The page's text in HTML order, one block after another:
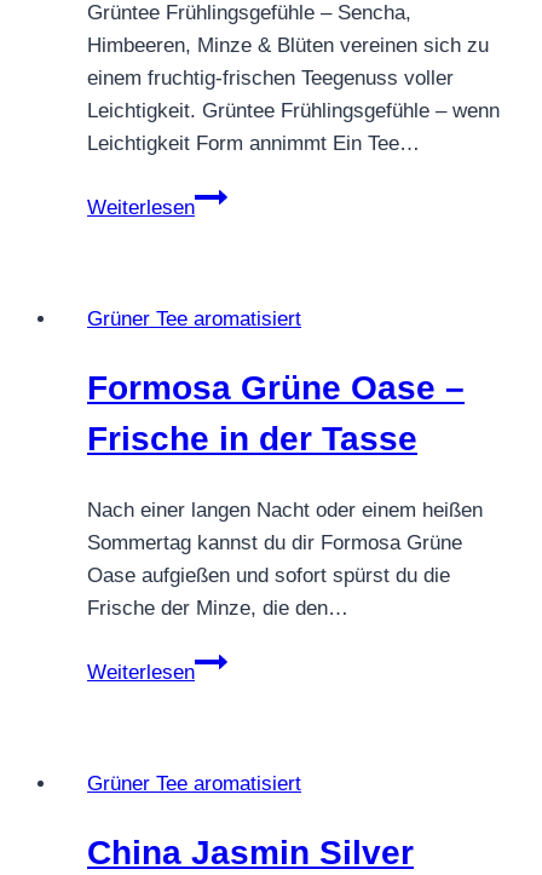
Grüntee Frühlingsgefühle – Sencha,
Himbeeren, Minze & Blüten vereinen sich zu
einem fruchtig-frischen Teegenuss voller
Leichtigkeit. Grüntee Frühlingsgefühle – wenn
Leichtigkeit Form annimmt Ein Tee…
Weiterlesen
Grüntee
Minze
Sencha
Harmonie
Grüner Tee aromatisiert
Formosa Grüne Oase –
Frische in der Tasse
Nach einer langen Nacht oder einem heißen
Sommertag kannst du dir Formosa Grüne
Oase aufgießen und sofort spürst du die
Frische der Minze, die den…
Weiterlesen
Formosa
Frische
der
Grüner Tee aromatisiert
China Jasmin Silver